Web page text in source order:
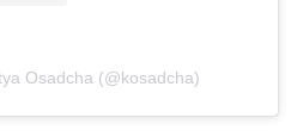
Osadcha (@kosadcha)